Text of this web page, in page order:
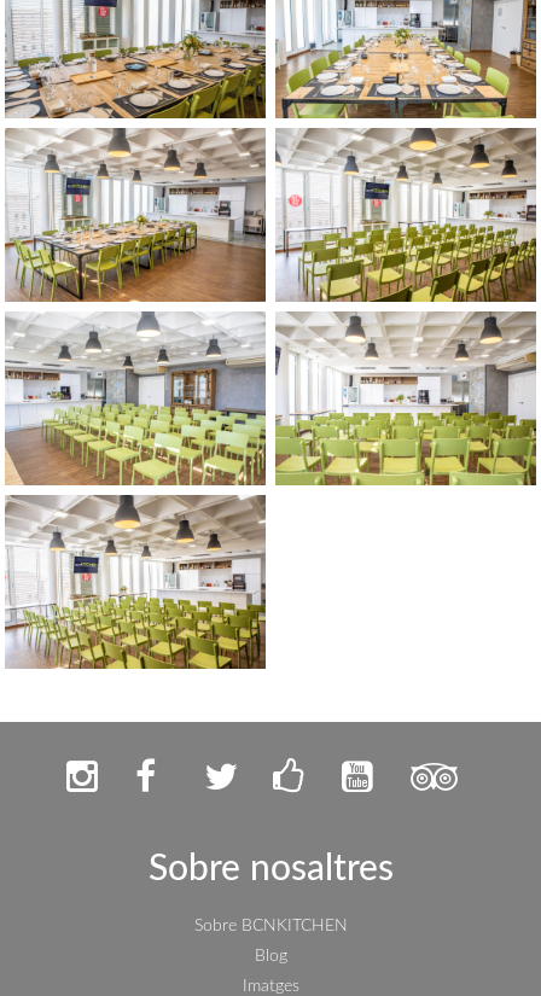
Sobre nosaltres
Sobre BCNKITCHEN
Blog
Imatges